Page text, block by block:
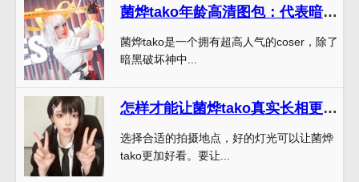
菌烨tako年龄高清图包：代表暗黑破坏神中的恶魔猎手
菌烨tako是一个拥有超高人气的coser，除了
暗黑破坏神中...
怎样才能让菌烨tako真实长相更加好看？——利用最佳拍摄技巧
选择合适的拍摄地点，好的灯光可以让菌烨
tako更加好看。要让...